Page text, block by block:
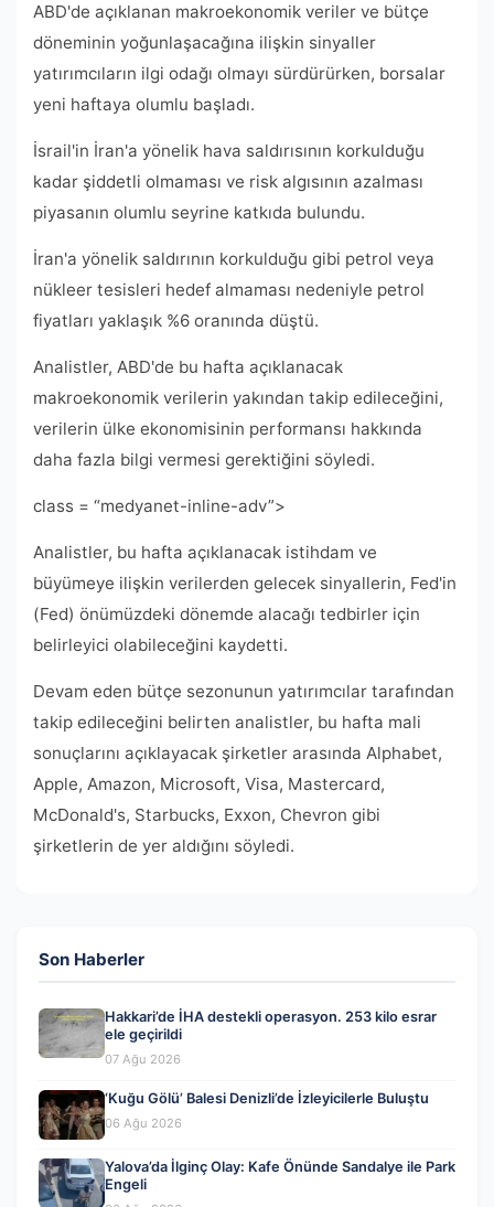
ABD'de açıklanan makroekonomik veriler ve bütçe
döneminin yoğunlaşacağına ilişkin sinyaller
yatırımcıların ilgi odağı olmayı sürdürürken, borsalar
yeni haftaya olumlu başladı.
İsrail'in İran'a yönelik hava saldırısının korkulduğu
kadar şiddetli olmaması ve risk algısının azalması
piyasanın olumlu seyrine katkıda bulundu.
İran'a yönelik saldırının korkulduğu gibi petrol veya
nükleer tesisleri hedef almaması nedeniyle petrol
fiyatları yaklaşık %6 oranında düştü.
Analistler, ABD'de bu hafta açıklanacak
makroekonomik verilerin yakından takip edileceğini,
verilerin ülke ekonomisinin performansı hakkında
daha fazla bilgi vermesi gerektiğini söyledi.
class = “medyanet-inline-adv”>
Analistler, bu hafta açıklanacak istihdam ve
büyümeye ilişkin verilerden gelecek sinyallerin, Fed'in
(Fed) önümüzdeki dönemde alacağı tedbirler için
belirleyici olabileceğini kaydetti.
Devam eden bütçe sezonunun yatırımcılar tarafından
takip edileceğini belirten analistler, bu hafta mali
sonuçlarını açıklayacak şirketler arasında Alphabet,
Apple, Amazon, Microsoft, Visa, Mastercard,
McDonald's, Starbucks, Exxon, Chevron gibi
şirketlerin de yer aldığını söyledi.
Son Haberler
Hakkari’de İHA destekli operasyon. 253 kilo esrar
ele geçirildi
07 Ağu 2026
‘Kuğu Gölü’ Balesi Denizli’de İzleyicilerle Buluştu
06 Ağu 2026
Yalova’da İlginç Olay: Kafe Önünde Sandalye ile Park
Engeli